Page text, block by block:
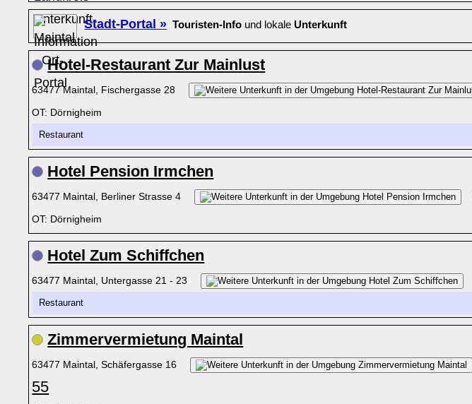
Stadt-Portal » Touristen-Info und lokale Unterkunft
Hotel-Restaurant Zur Mainlust
63477 Maintal, Fischergasse 28
OT: Dörnigheim
Restaurant
Hotel Pension Irmchen
63477 Maintal, Berliner Strasse 4
OT: Dörnigheim
Hotel Zum Schiffchen
63477 Maintal, Untergasse 21 - 23
Restaurant
Zimmervermietung Maintal
63477 Maintal, Schäfergasse 16
55